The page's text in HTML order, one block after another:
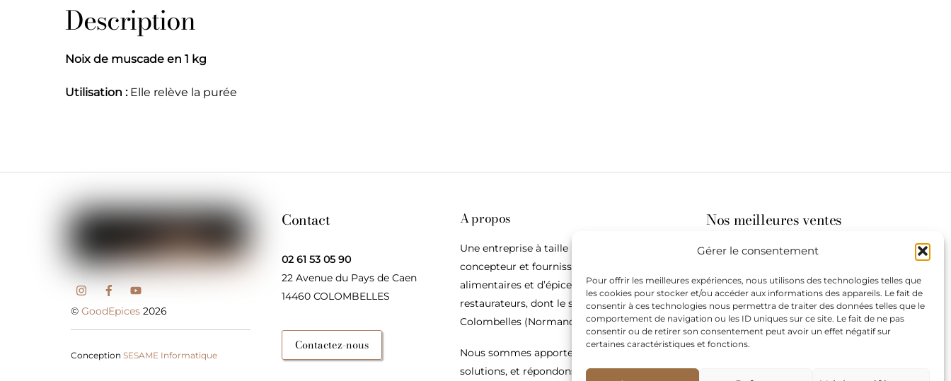
Gérer le consentement
Pour offrir les meilleures expériences, nous utilisons des technologies telles que
les cookies pour stocker et/ou accéder aux informations des appareils. Le fait de
consentir à ces technologies nous permettra de traiter des données telles que le
comportement de navigation ou les ID uniques sur ce site. Le fait de ne pas
consentir ou de retirer son consentement peut avoir un effet négatif sur
certaines caractéristiques et fonctions.
Description
Noix de muscade en 1 kg
Utilisation :Elle relève la purée
©GoodEpices 2026
ConceptionSESAME Informatique
Contact
02 61 53 05 90
22 Avenue du Pays de Caen
14460 COLOMBELLES
Contactez-nous
A propos
Une entreprise à taille humaine,
concepteur et fournisseur de produits
alimentaires et d’épices pour les
restaurateurs, dont le siège social est à
Colombelles (Normandie).
Nous sommes apporteurs d’idées, de
solutions, et répondons présents pour les
Nos meilleures ventes